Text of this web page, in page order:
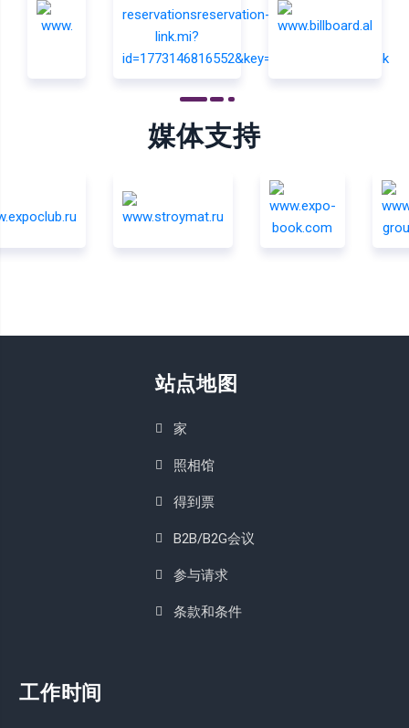
媒体支持
站点地图
家
照相馆
得到票
B2B/B2G会议
参与请求
条款和条件
工作时间